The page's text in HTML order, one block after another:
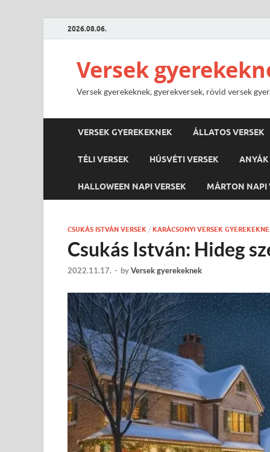
2026.08.06.
Versek
Versek gyerekeknek, gyerekversek, rövid versek
VERSEK GYEREKEKNEK ÁLLATOS VERSEK
TÉLI VERSEK HÚSVÉTI VERSEK ANYÁK
HALLOWEEN NAPI VERSEK MÁRTON NAPI
CSUKÁS ISTVÁN VERSEK / KARÁCSONYI VERSEK
Csukás István: Hideg
2022.11.17. - byVersek gyerekeknek